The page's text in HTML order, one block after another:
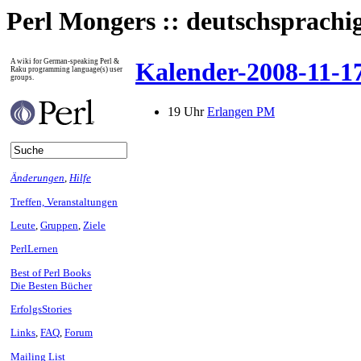
Perl Mongers ::
A wiki for German-speaking Perl &
Raku programming language(s) user
groups.
Änderungen, Hilfe
Treffen, Veranstaltungen
Leute Gruppen Ziele
PerlLernen
Best of Perl Books
Die Besten Bücher
ErfolgsStories
Links, FAQ, Forum
Mailing List
Kalender-2008-11-
19 UhrErlangen PM